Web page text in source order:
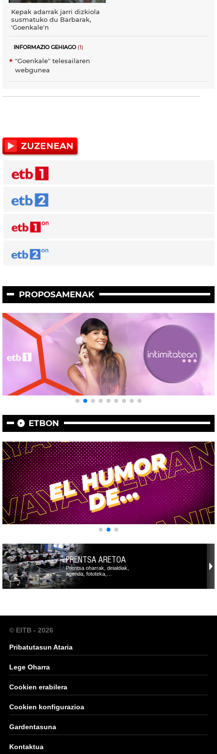
Kepak adarrak jarri dizkiola
susmatuko du Barbarak,
'Goenkale'n
INFORMAZIO GEHIAGO(1)
"Goenkale" telesailaren
webgunea
PROPOSAMENAK
ETBON
PRENTSA ARETOA
Prentsa oharrak, deialdiak,
agenda, fototeka,…
© EITB - 2026
Pribatutasun Ataria
Lege Oharra
Cookien erabilera
Cookien konfigurazioa
Gardentasuna
Kontaktua